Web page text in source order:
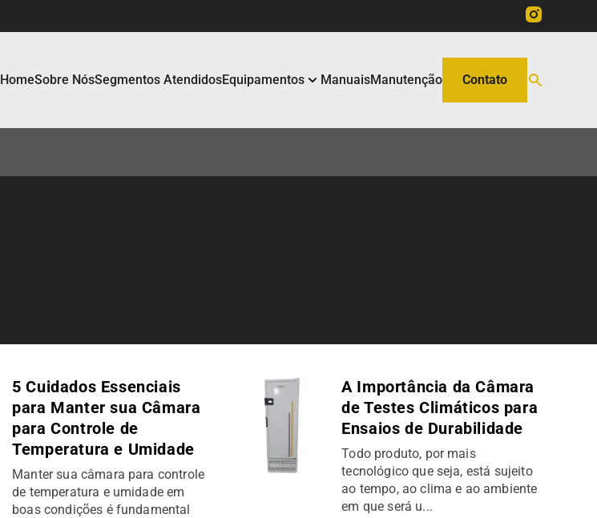
HomeSobre NósSegmentos AtendidosEquipamentos ManuaisManutenção Contato
5 Cuidados Essenciais
para Manter sua Câmara
para Controle de
Temperatura e Umidade
Manter sua câmara para controle
de temperatura e umidade em
boas condições é fundamental
A Importância da Câmara
de Testes Climáticos para
Ensaios de Durabilidade
Todo produto, por mais
tecnológico que seja, está sujeito
ao tempo, ao clima e ao ambiente
em que será u...